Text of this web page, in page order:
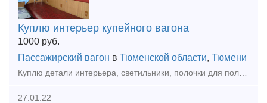
Куплю интерьер купейного вагона
1000 руб.
Пассажирский вагон в Тюменской области, Тюмени
Куплю детали интерьера, светильники, полочки для полотенец, крючки, ручки.
27.01.22